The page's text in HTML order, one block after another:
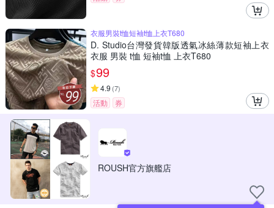
衣服男裝t恤短袖t恤上衣T680
D. Studio台灣發貨韓版透氣冰絲薄款短袖上衣
衣服 男裝 t恤 短袖t恤 上衣T680
$99
4.9 (7)
活動 券
ROUSH官方旗艦店